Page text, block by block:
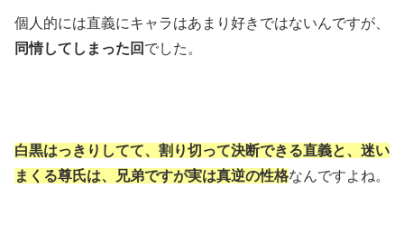
個人的には直義にキャラはあまり好きではないんですが、
同情してしまった回 でした。
白黒はっきりしてて、割り切って決断できる直義と、迷い
まくる尊氏は、兄弟ですが実は真逆の性格なんですよね。